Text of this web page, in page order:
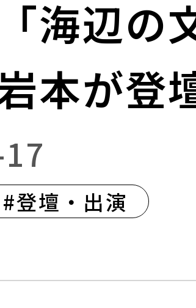
海辺の
本が登
#登壇・出演